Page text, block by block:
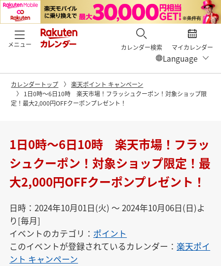
メニュー カレンダー検索 マイカレンダー
カレンダートップ
楽天ポイント キャンペーン
1日0時〜6日10時 楽天市場！フラッシュクーポン！対象ショップ限
定！最大2,000円OFFクーポンプレゼント！
1日0時〜6日10時 楽天市場！フラッ
シュクーポン！対象ショップ限定！最
大2,000円OFFクーポンプレゼント！
日時：2024年10月01日(火) 〜 2024年10月06日(日)よ
り[毎月]
イベントのカテゴリ： ポイント
このイベントが登録されているカレンダー：楽天ポイ
ント キャンペーン